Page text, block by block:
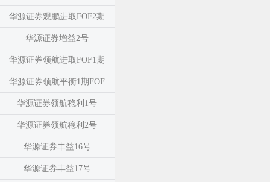
华源证券观鹏进取FOF2期
华源证券增益2号
华源证券领航进取FOF1期
华源证券领航平衡1期FOF
华源证券领航稳利1号
华源证券领航稳利2号
华源证券丰益16号
华源证券丰益17号